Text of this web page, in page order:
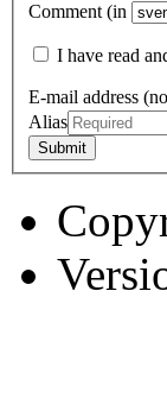
Comment (in
I have read
E-mail address
Alias